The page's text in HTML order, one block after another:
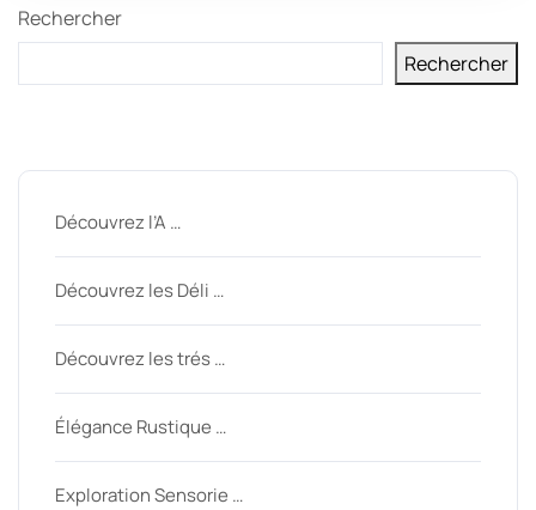
Rechercher
Rechercher
Découvrez l’A …
Découvrez les Déli …
Découvrez les trés …
Élégance Rustique …
Exploration Sensorie …